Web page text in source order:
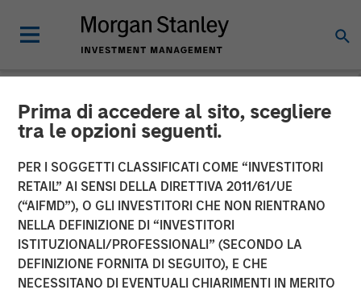
Prima di accedere al sito, scegliere
tra le opzioni seguenti.
PER I SOGGETTI CLASSIFICATI COME “INVESTITORI
RETAIL” AI SENSI DELLA DIRETTIVA 2011/61/UE
(“AIFMD”), O GLI INVESTITORI CHE NON RIENTRANO
NELLA DEFINIZIONE DI “INVESTITORI
ISTITUZIONALI/PROFESSIONALI” (SECONDO LA
DEFINIZIONE FORNITA DI SEGUITO), E CHE
NECESSITANO DI EVENTUALI CHIARIMENTI IN MERITO
NEWSROOM
Head of Morgan Stanley
Private Equity Solutions:
Neha Champaneria Markle
on The Wall Street Skinny